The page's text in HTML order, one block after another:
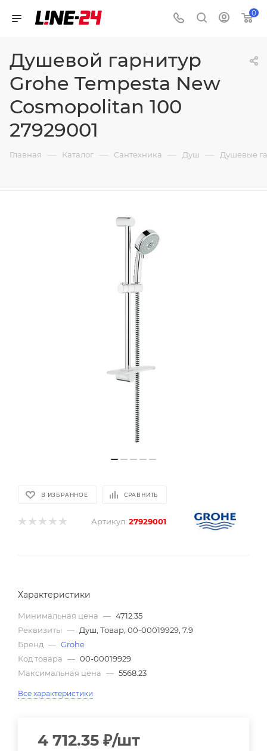
0
Душевой гарнитур
Grohe Tempesta New
Cosmopolitan 100
27929001
Главная — Каталог — Сантехника — Душ — Душевые
В ИЗБРАННОЕ СРАВНИТЬ
Артикул: 27929001
Характеристики
Минимальная цена — 4712.35
Реквизиты — Душ, Товар, 00-00019929, 7.9
Бренд — Grohe
Код товара — 00-00019929
Максимальная цена — 5568.23
Все характеристики
4 712.35 ₽/шт